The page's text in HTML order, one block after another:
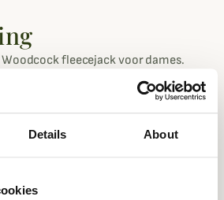
Details About
fleecejack voor dames.
en is ideaal voor winterjachten die
vereisen.
voor isolatie. Dit fleecejack
je te beschermen tegen de kou.